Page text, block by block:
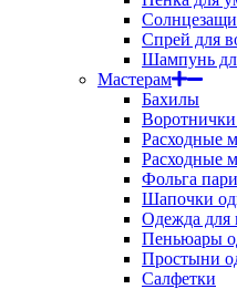
Спрей для
Шампунь
Мастерам
Бахилы
Расходные
Расходные
Фольга
Шапочки
Одежда для
Пеньюары
Простыни
Салфетки